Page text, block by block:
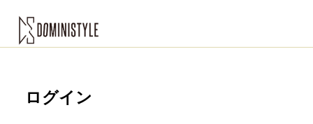
ログイン